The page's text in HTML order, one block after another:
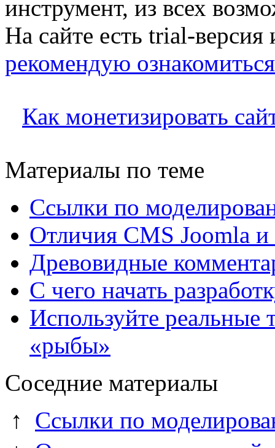
инструмент, из всех
На сайте есть trial-
рекомендую ознакомиться
Как монетизировать
Материалы по теме
Ссылки по
Отличия CMS Joomla
Древовидные
С чего начать
Используйте реальные
«рыбы»
Соседние материалы
↑ Ссылки по